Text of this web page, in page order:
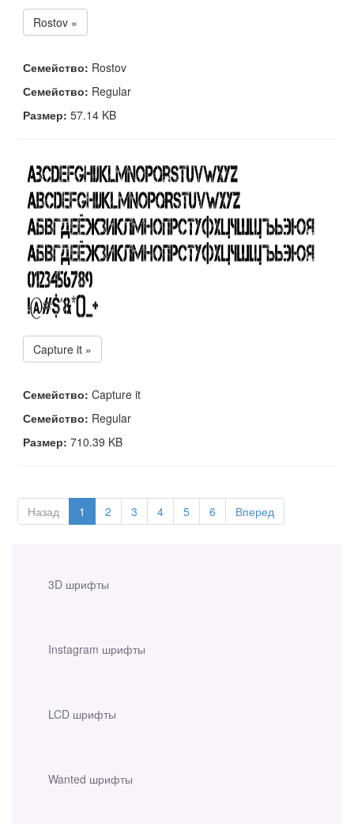
3D шрифты
Instagram шрифты
LCD шрифты
Wanted шрифты
Rostov »
Семейство: Rostov
Семейство: Regular
Размер: 57.14 KB
Capture it »
Семейство: Capture it
Семейство: Regular
Размер: 710.39 KB
Назад 1 2 3 4 5 6 Вперед